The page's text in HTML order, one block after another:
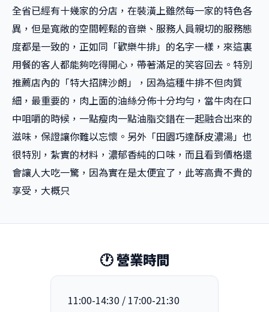
全省已經有十幾家的分店，在裝潢上雖然每一家的特色各
異，但是寬敞的空間輕鬆的音樂、服務人員親切的服務態
度都是一致的，正如同「歡樂牛排」的名字一樣，來這裏
用餐的客人都能夠吃得開心，帶著滿足的笑容回去。特別
推薦店內的「特大招牌沙朗」，因為這種牛排不但肉質
細，最重要的，肉上面的油絲分佈十分均勻，當牛肉在口
中咀嚼的時候，一點瘦肉一點油脂交錯在一起融合出來的
滋味，保證讓你難以忘懷。另外「田園巧達酥皮濃湯」也
很特別，紮實的材料，濃郁香純的口味，而且看到價格還
會讓人大吃一驚，因為實在是太便宜了，此等高貴不貴的
享受，大概只
🕐 營業時間
11:00-14:30 / 17:00-21:30